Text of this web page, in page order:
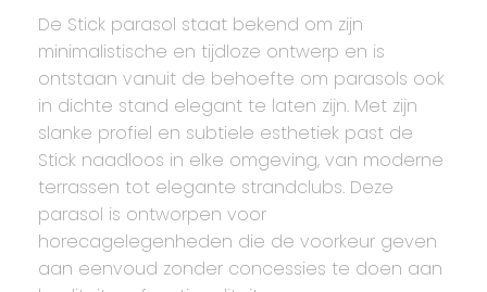
De Stick parasol staat bekend om zijn
minimalistische en tijdloze ontwerp en is
ontstaan vanuit de behoefte om parasols ook
in dichte stand elegant te laten zijn. Met zijn
slanke profiel en subtiele esthetiek past de
Stick naadloos in elke omgeving, van moderne
terrassen tot elegante strandclubs. Deze
parasol is ontworpen voor
horecagelegenheden die de voorkeur geven
aan eenvoud zonder concessies te doen aan